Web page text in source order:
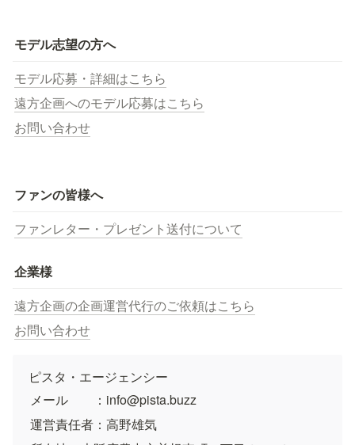
モデル志望の方へ
モデル応募・詳細はこちら
遠方企画へのモデル応募はこちら
お問い合わせ
ファンの皆様へ
ファンレター・プレゼント送付について
企業様
遠方企画の企画運営代行のご依頼はこちら
お問い合わせ
ピスタ・エージェンシー
メール　　：info@pista.buzz
運営責任者：高野雄気